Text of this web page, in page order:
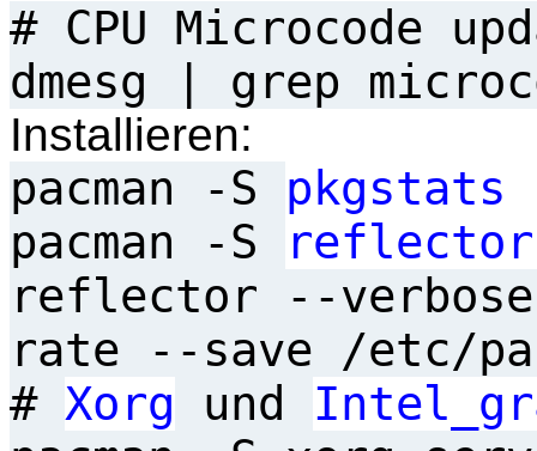
# CPU Microcode
dmesg | grep
Installieren:
pacman -S pkgstats
pacman -S
reflector
reflector --
rate --save /etc/
# Xorg und